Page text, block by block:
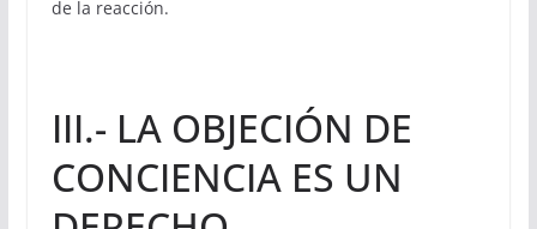
de la reacción.
III.- LA OBJECIÓN DE
CONCIENCIA ES UN